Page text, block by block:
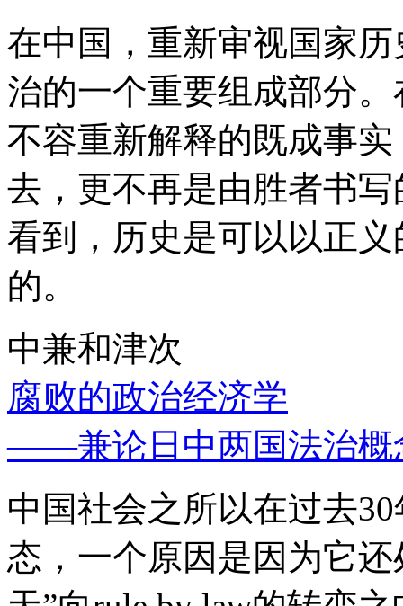
在中国，重新审视国家
治的一个重要组成部分
不容重新解释的既成事
去，更不再是由胜者书
看到，历史是可以以正
的。
中兼和津次
腐败的政治经济学
——兼论日中两国法治概
中国社会之所以在过去
态，一个原因是因为它